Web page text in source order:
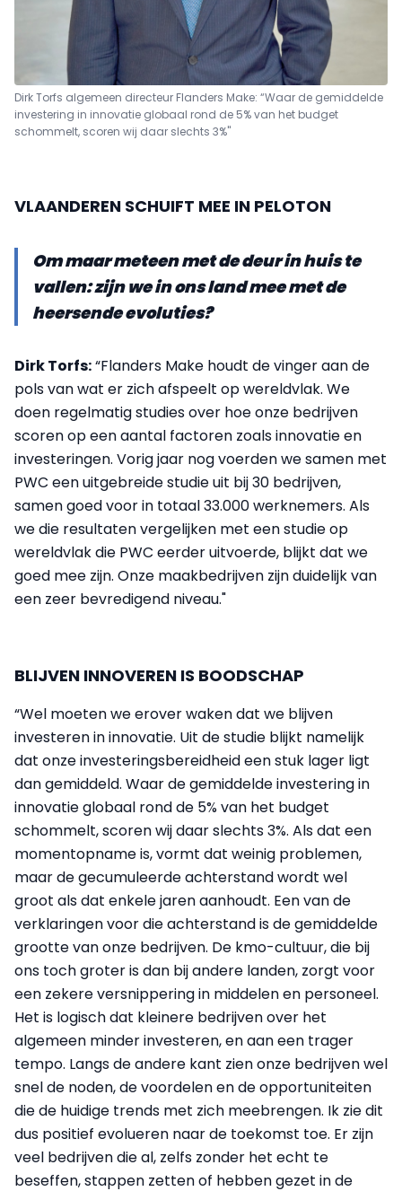
Dirk Torfs algemeen directeur Flanders Make: “Waar de gemiddelde
investering in innovatie globaal rond de 5% van het budget
schommelt, scoren wij daar slechts 3%"
VLAANDEREN SCHUIFT MEE IN PELOTON
Om maar meteen met de deur in huis te
vallen: zijn we in ons land mee met de
heersende evoluties?
Dirk Torfs:“Flanders Make houdt de vinger aan de
pols van wat er zich afspeelt op wereldvlak. We
doen regelmatig studies over hoe onze bedrijven
scoren op een aantal factoren zoals innovatie en
investeringen. Vorig jaar nog voerden we samen met
PWC een uitgebreide studie uit bij 30 bedrijven,
samen goed voor in totaal 33.000 werknemers. Als
we die resultaten vergelijken met een studie op
wereldvlak die PWC eerder uitvoerde, blijkt dat we
goed mee zijn. Onze maakbedrijven zijn duidelijk van
een zeer bevredigend niveau."
BLIJVEN INNOVEREN IS BOODSCHAP
“Wel moeten we erover waken dat we blijven
investeren in innovatie. Uit de studie blijkt namelijk
dat onze investeringsbereidheid een stuk lager ligt
dan gemiddeld. Waar de gemiddelde investering in
innovatie globaal rond de 5% van het budget
schommelt, scoren wij daar slechts 3%. Als dat een
momentopname is, vormt dat weinig problemen,
maar de gecumuleerde achterstand wordt wel
groot als dat enkele jaren aanhoudt. Een van de
verklaringen voor die achterstand is de gemiddelde
grootte van onze bedrijven. De kmo-cultuur, die bij
ons toch groter is dan bij andere landen, zorgt voor
een zekere versnippering in middelen en personeel.
Het is logisch dat kleinere bedrijven over het
algemeen minder investeren, en aan een trager
tempo. Langs de andere kant zien onze bedrijven wel
snel de noden, de voordelen en de opportuniteiten
die de huidige trends met zich meebrengen. Ik zie dit
dus positief evolueren naar de toekomst toe. Er zijn
veel bedrijven die al, zelfs zonder het echt te
beseffen, stappen zetten of hebben gezet in de